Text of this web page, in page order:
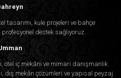
tasarımı, kule projeleri ve bahçe
destek sağlıyoruz.
iç mekânı ve mimari danışmanlık
dış mekân çözümleri ve yapısal peyzaj